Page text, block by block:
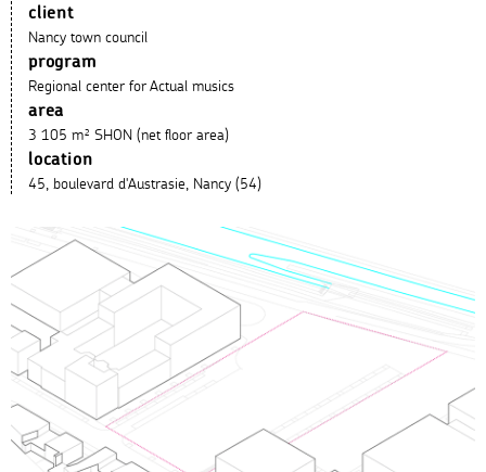
client
Nancy town council
program
Regional center for Actual musics
area
3 105 m² SHON (net floor area)
location
45, boulevard d'Austrasie, Nancy (54)